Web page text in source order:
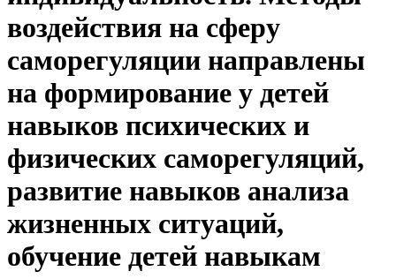
воздействия на сферу
саморегуляции направлены
на формирование у детей
навыков психических и
физических саморегуляций,
развитие навыков анализа
жизненных ситуаций,
обучение детей навыкам